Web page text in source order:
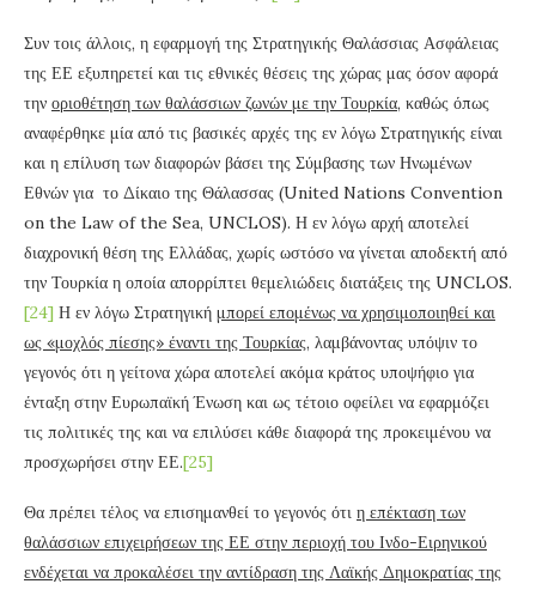
Συν τοις άλλοις, η εφαρμογή της Στρατηγικής Θαλάσσιας Ασφάλειας
της ΕΕ εξυπηρετεί και τις εθνικές θέσεις της χώρας μας όσον αφορά
την οριοθέτηση των θαλάσσιων ζωνών με την Τουρκία, καθώς όπως
αναφέρθηκε μία από τις βασικές αρχές της εν λόγω Στρατηγικής είναι
και η επίλυση των διαφορών βάσει της Σύμβασης των Ηνωμένων
Εθνών για το Δίκαιο της Θάλασσας (United Nations Convention
on the Law of the Sea, UNCLOS). Η εν λόγω αρχή αποτελεί
διαχρονική θέση της Ελλάδας, χωρίς ωστόσο να γίνεται αποδεκτή από
την Τουρκία η οποία απορρίπτει θεμελιώδεις διατάξεις της UNCLOS.
[24] Η εν λόγω Στρατηγική μπορεί επομένως να χρησιμοποιηθεί και
ως «μοχλός πίεσης» έναντι της Τουρκίας, λαμβάνοντας υπόψιν το
γεγονός ότι η γείτονα χώρα αποτελεί ακόμα κράτος υποψήφιο για
ένταξη στην Ευρωπαϊκή Ένωση και ως τέτοιο οφείλει να εφαρμόζει
τις πολιτικές της και να επιλύσει κάθε διαφορά της προκειμένου να
προσχωρήσει στην ΕΕ.[25]
Θα πρέπει τέλος να επισημανθεί το γεγονός ότι η επέκταση των
θαλάσσιων επιχειρήσεων της ΕΕ στην περιοχή του Ινδο-Ειρηνικού
ενδέχεται να προκαλέσει την αντίδραση της Λαϊκής Δημοκρατίας της